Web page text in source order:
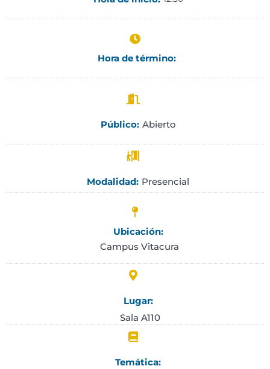
Hora de término:
Público: Abierto
Modalidad: Presencial
Ubicación:
Campus Vitacura
Lugar:
Sala A110
Temática: